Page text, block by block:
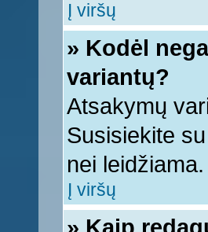
Į viršų
» Kodėl
variantų?
Atsakymų
Susisiekite
nei leidžiama.
Į viršų